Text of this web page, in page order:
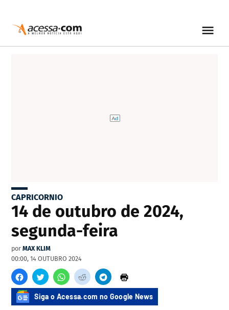
CAPRICORNIO
14 de outubro de 2024,
segunda-feira
por MAX KLIM
00:00, 14 OUTUBRO 2024
Siga o Acessa.com no Google News